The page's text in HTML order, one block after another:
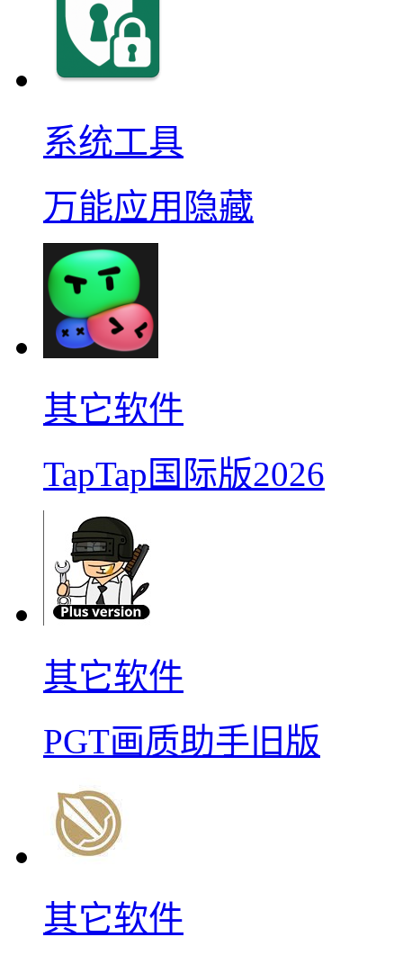
系统工具
万能应用隐藏
其它软件
TapTap国际版2026
其它软件
PGT画质助手旧版
其它软件